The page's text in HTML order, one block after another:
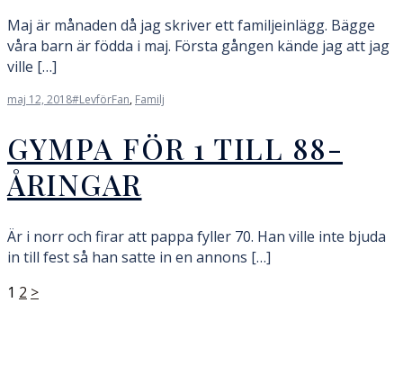
Maj är månaden då jag skriver ett familjeinlägg. Bägge
våra barn är födda i maj. Första gången kände jag att jag
ville […]
maj 12, 2018#LevförFan, Familj
GYMPA FÖR 1 TILL 88-
ÅRINGAR
Är i norr och firar att pappa fyller 70. Han ville inte bjuda
in till fest så han satte in en annons […]
Sidnumrering
1 2 >